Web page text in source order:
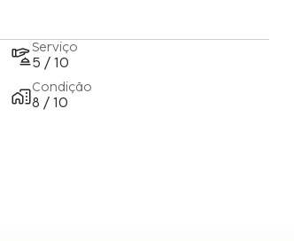
Serviço
5 / 10
Condição
8 / 10